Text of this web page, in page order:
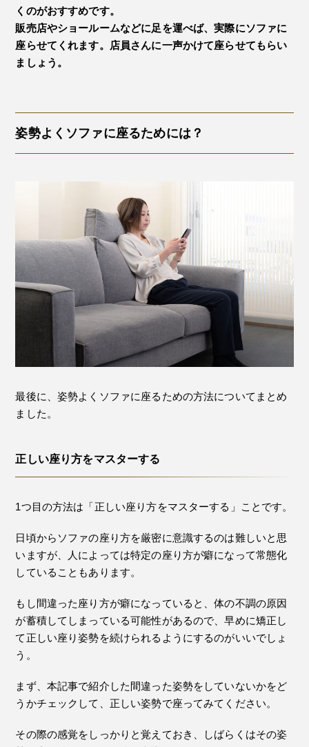
くのがおすすめです。
販売店やショールームなどに足を運べば、実際にソファに
座らせてくれます。店員さんに一声かけて座らせてもらい
ましょう。
姿勢よくソファに座るためには？
最後に、姿勢よくソファに座るための方法についてまとめ
ました。
正しい座り方をマスターする
1つ目の方法は「正しい座り方をマスターする」ことです。
日頃からソファの座り方を厳密に意識するのは難しいと思
いますが、人によっては特定の座り方が癖になって常態化
していることもあります。
もし間違った座り方が癖になっていると、体の不調の原因
が蓄積してしまっている可能性があるので、早めに矯正し
て正しい座り姿勢を続けられるようにするのがいいでしょ
う。
まず、本記事で紹介した間違った姿勢をしていないかをど
うかチェックして、正しい姿勢で座ってみてください。
その際の感覚をしっかりと覚えておき、しばらくはその姿